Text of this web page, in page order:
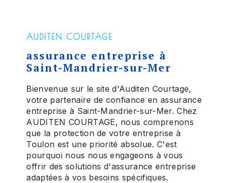
AUDITEN COURTAGE
assurance entreprise à
Saint-Mandrier-sur-Mer
Bienvenue sur le site d'Auditen Courtage,
votre partenaire de confiance en assurance
entreprise à Saint-Mandrier-sur-Mer. Chez
AUDITEN COURTAGE, nous comprenons
que la protection de votre entreprise à
Toulon est une priorité absolue. C'est
pourquoi nous nous engageons à vous
offrir des solutions d'assurance entreprise
adaptées à vos besoins spécifiques.